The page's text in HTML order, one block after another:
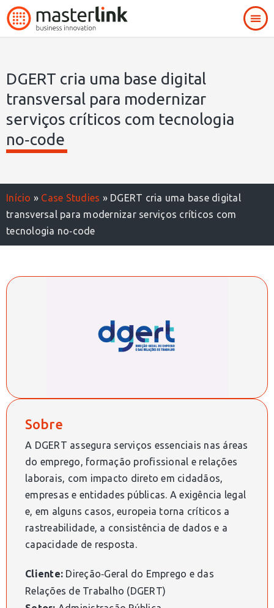
DGERT cria uma base digital
transversal para modernizar
serviços críticos com tecnologia
no‑code
Início » Case Studies » DGERT cria uma base digital
transversal para modernizar serviços críticos com
tecnologia no‑code
Sobre
A DGERT assegura serviços essenciais nas áreas
do emprego, formação profissional e relações
laborais, com impacto direto em cidadãos,
empresas e entidades públicas. A exigência legal
e, em alguns casos, europeia torna críticos a
rastreabilidade, a consistência de dados e a
capacidade de resposta.
Cliente: Direção‑Geral do Emprego e das
Relações de Trabalho (DGERT)